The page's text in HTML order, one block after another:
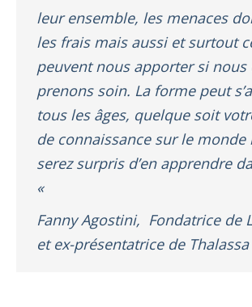
leur ensemble, les menaces
les frais mais aussi et surtout
peuvent nous apporter si nous
prenons soin. La forme peut
tous les âges, quelque soit
de connaissance sur le
serez surpris d’en apprendre
«
Fanny Agostini, Fondatrice de
et ex-présentatrice de Thalassa